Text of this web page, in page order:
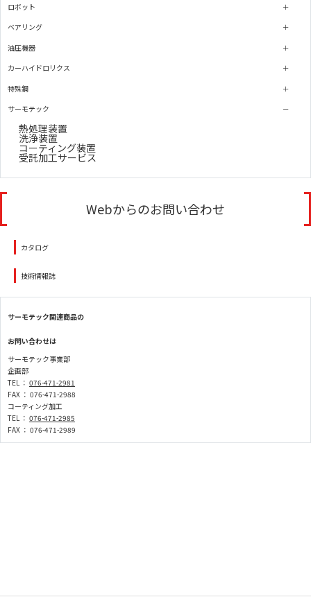
ロボット
ベアリング
油圧機器
カーハイドロリクス
特殊鋼
サーモテック
熱処理装置
洗浄装置
コーティング装置
受託加工サービス
Webからのお問い合わせ
カタログ
技術情報誌
サーモテック関連商品の
お問い合わせは
サーモテック事業部
企画部
TEL ： 076-471-2981
FAX ： 076-471-2988
コーティング加工
TEL ： 076-471-2985
FAX ： 076-471-2989